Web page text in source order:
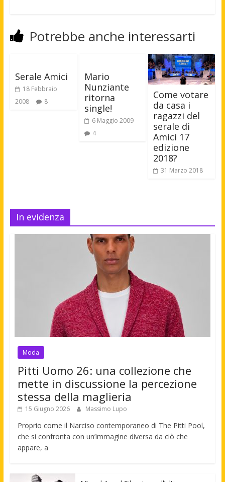
Potrebbe anche interessarti
Serale Amici
18 Febbraio
2008
8
Mario
Nunziante
ritorna
single!
6 Maggio 2009
4
Come votare
da casa i
ragazzi del
serale di
Amici 17
edizione
2018?
31 Marzo 2018
In evidenza
Moda
Pitti Uomo 26: una collezione che
mette in discussione la percezione
stessa della maglieria
15 Giugno 2026 Massimo Lupo
Proprio come il Narciso contemporaneo di The Pitti Pool,
che si confronta con un’immagine diversa da ciò che
appare, a